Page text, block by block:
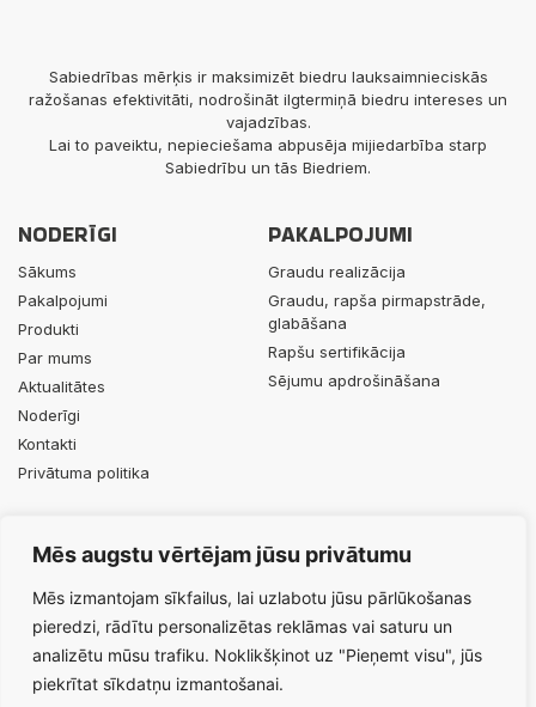
Mēs augstu vērtējam jūsu privātumu
Mēs izmantojam sīkfailus, lai uzlabotu jūsu pārlūkošanas
pieredzi, rādītu personalizētas reklāmas vai saturu un
analizētu mūsu trafiku. Noklikšķinot uz "Pieņemt visu", jūs
piekrītat sīkdatņu izmantošanai.
Sabiedrības mērķis ir maksimizēt biedru lauksaimnieciskās
ražošanas efektivitāti, nodrošināt ilgtermiņā biedru intereses un
vajadzības.
Lai to paveiktu, nepieciešama abpusēja mijiedarbība starp
Sabiedrību un tās Biedriem.
NODERĪGI
Sākums
Pakalpojumi
Produkti
Par mums
Aktualitātes
Noderīgi
Kontakti
Privātuma politika
PAKALPOJUMI
Graudu realizācija
Graudu, rapša pirmapstrāde,
glabāšana
Rapšu sertifikācija
Sējumu apdrošināšana
Minerālmēsli
Augu aizsardzības līdzekļi
+371 29453063
info@durbesgrauds.lv
Celtnieku iela 1, Lieģi, Tadaiķu
pagasts, Dienvidkurzemes
novads, LV-3447